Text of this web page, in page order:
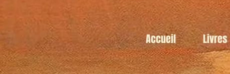
Accueil Livres